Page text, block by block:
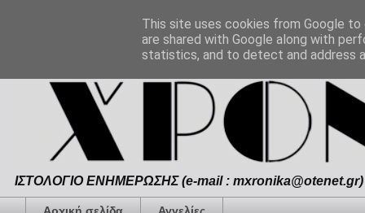
ΙΣΤΟΛΟΓΙΟ ΕΝΗΜΕΡΩΣΗΣ (e-mail :
This site uses cookies from Google
are shared with Google along with
statistics, and to detect and address